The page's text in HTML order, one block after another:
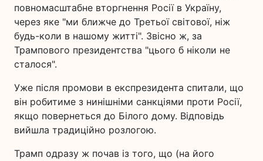
повномасштабне вторгнення Росії в Україну,
через яке "ми ближче до Третьої світової, ніж
будь-коли в нашому житті". Звісно ж, за
Трампового президентства "цього б ніколи не
сталося".
Уже після промови в експрезидента спитали, що
він робитиме з нинішніми санкціями проти Росії,
якщо повернеться до Білого дому. Відповідь
вийшла традиційно розлогою.
Трамп одразу ж почав із того, що (на його